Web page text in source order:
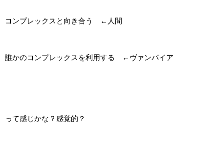
コンプレックスと向き合う ←人間
誰かのコンプレックスを利用する ←ヴァンパイア
って感じかな？感覚的？